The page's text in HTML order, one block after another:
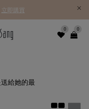
0 0
立即購買
給她的最